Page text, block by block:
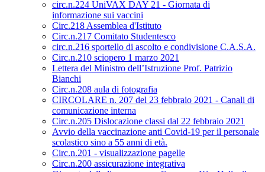
circ.n.224 UniVAX DAY 21 - Giornata di
informazione sui vaccini
Circ.218 Assemblea d'Istituto
Circ.n.217 Comitato Studentesco
circ.n.216 sportello di ascolto e condivisione C.A.S.A.
Circ.n.210 sciopero 1 marzo 2021
Lettera del Ministro dell’Istruzione Prof. Patrizio
Bianchi
Circ.n.208 aula di fotografia
CIRCOLARE n. 207 del 23 febbraio 2021 - Canali di
comunicazione interna
Circ.n.205 Dislocazione classi dal 22 febbraio 2021
Avvio della vaccinazione anti Covid-19 per il personale
scolastico sino a 55 anni di età.
Circ.n.201 - visualizzazione pagelle
Circ.n.200 assicurazione integrativa